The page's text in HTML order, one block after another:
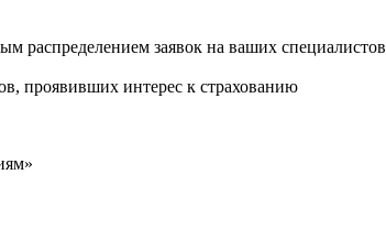
распределением заявок на ваших специалистов
проявивших интерес к страхованию